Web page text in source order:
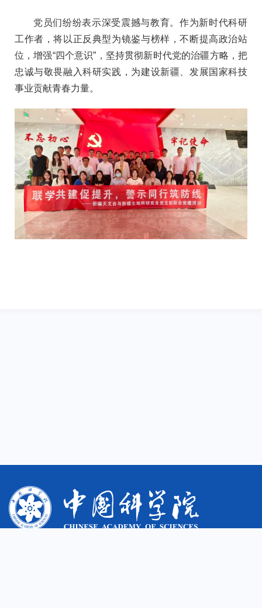
党员们纷纷表示深受震撼与教育。作为新时代科研
工作者，将以正反典型为镜鉴与榜样，不断提高政治站
位，增强“四个意识”，坚持贯彻新时代党的治疆方略，把
忠诚与敬畏融入科研实践，为建设新疆、发展国家科技
事业贡献青春力量。